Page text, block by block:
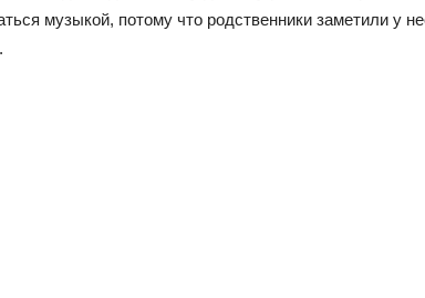
музыкой, потому что родственники заметили у